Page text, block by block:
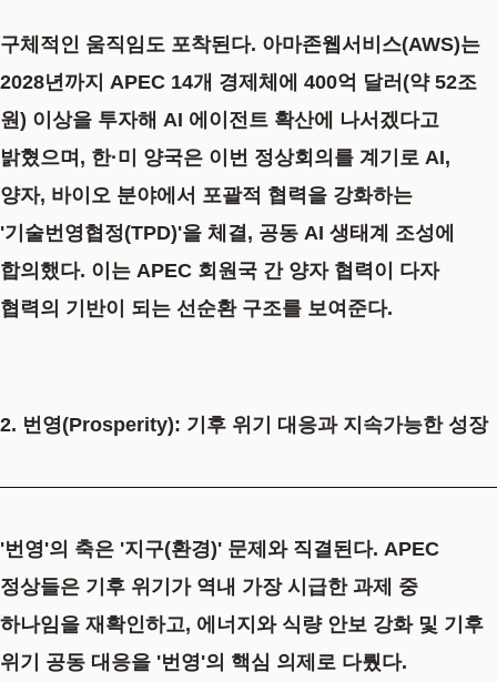
구체적인 움직임도 포착된다. 아마존웹서비스(AWS)는
2028년까지 APEC 14개 경제체에 400억 달러(약 52조
원) 이상을 투자해 AI 에이전트 확산에 나서겠다고
밝혔으며, 한·미 양국은 이번 정상회의를 계기로 AI,
양자, 바이오 분야에서 포괄적 협력을 강화하는
'기술번영협정(TPD)'을 체결, 공동 AI 생태계 조성에
합의했다. 이는 APEC 회원국 간 양자 협력이 다자
협력의 기반이 되는 선순환 구조를 보여준다.
2. 번영(Prosperity): 기후 위기 대응과 지속가능한 성장
'번영'의 축은 '지구(환경)' 문제와 직결된다. APEC
정상들은 기후 위기가 역내 가장 시급한 과제 중
하나임을 재확인하고, 에너지와 식량 안보 강화 및 기후
위기 공동 대응을 '번영'의 핵심 의제로 다뤘다.